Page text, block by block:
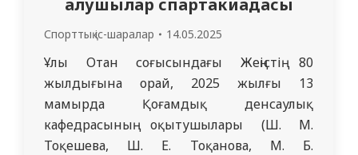
Спорттық іс-шаралар 14.05.2025
Ұлы Отан соғысындағы Жеңістің 80
жылдығына орай, 2025 жылғы 13
мамырда Қоғамдық денсаулық
кафедрасының оқытушылары (Ш. М.
Тоқешева, Ш. Е. Тоқанова, М. Б.